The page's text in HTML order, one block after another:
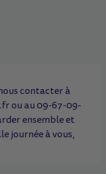
contacter à
ou au 09-67-09-
ensemble et
journée à vous,